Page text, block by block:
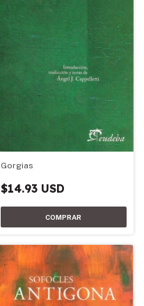
Gorgias
$14.93 USD